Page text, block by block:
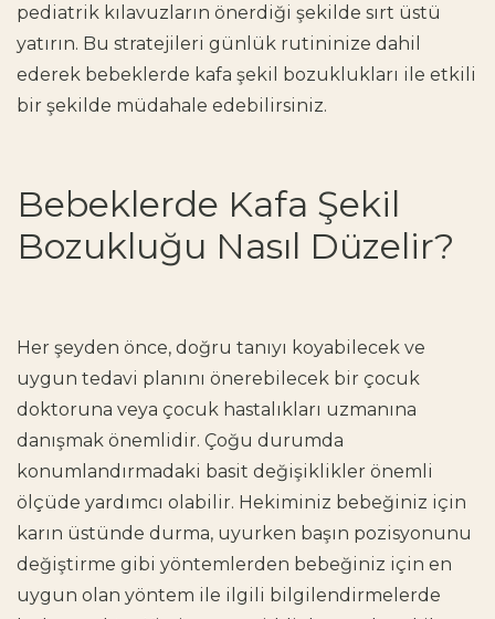
pediatrik kılavuzların önerdiği şekilde sırt üstü
yatırın. Bu stratejileri günlük rutininize dahil
ederek bebeklerde kafa şekil bozuklukları ile etkili
bir şekilde müdahale edebilirsiniz.
Bebeklerde Kafa Şekil
Bozukluğu Nasıl Düzelir?
Her şeyden önce, doğru tanıyı koyabilecek ve
uygun tedavi planını önerebilecek bir çocuk
doktoruna veya çocuk hastalıkları uzmanına
danışmak önemlidir. Çoğu durumda
konumlandırmadaki basit değişiklikler önemli
ölçüde yardımcı olabilir. Hekiminiz bebeğiniz için
karın üstünde durma, uyurken başın pozisyonunu
değiştirme gibi yöntemlerden bebeğiniz için en
uygun olan yöntem ile ilgili bilgilendirmelerde